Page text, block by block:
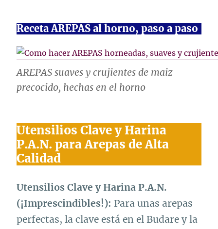
Receta AREPAS al horno, paso a paso
AREPAS suaves y crujientes de maiz
precocido, hechas en el horno
Utensilios Clave y Harina
P.A.N. para Arepas de Alta
Calidad
Utensilios Clave y Harina P.A.N.
(¡Imprescindibles!): Para unas arepas
perfectas, la clave está en el Budare y la